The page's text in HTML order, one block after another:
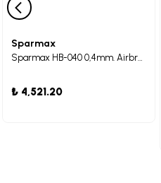
Sparmax
Sparmax HB-040 0,4mm. Airbrush Gri
₺ 4,521.20